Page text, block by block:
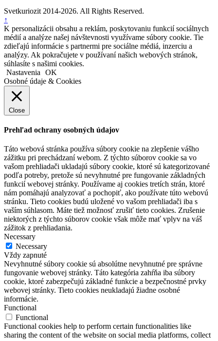
Svetkuriozit 2014-2026. All Rights Reserved.
↑
K personalizácii obsahu a reklám, poskytovaniu funkcií sociálnych
médií a analýze našej návštevnosti využívame súbory cookie. Tie
zdieľajú informácie s partnermi pre sociálne médiá, inzerciu a
analýzy. Ak pokračujete v používaní našich webových stránok,
súhlasíte s našimi cookies.
Nastavenia
OK
Osobné údaje & Cookies
Close
Prehľad ochrany osobných údajov
Táto webová stránka používa súbory cookie na zlepšenie vášho
zážitku pri prechádzaní webom. Z týchto súborov cookie sa vo
vašom prehliadači ukladajú súbory cookie, ktoré sú kategorizované
podľa potreby, pretože sú nevyhnutné pre fungovanie základných
funkcií webovej stránky. Používame aj cookies tretích strán, ktoré
nám pomáhajú analyzovať a pochopiť, ako používate túto webovú
stránku. Tieto cookies budú uložené vo vašom prehliadači iba s
vaším súhlasom. Máte tiež možnosť zrušiť tieto cookies. Zrušenie
niektorých z týchto súborov cookie však môže mať vplyv na váš
zážitok z prehliadania.
Necessary
Necessary
Vždy zapnuté
Nevyhnutné súbory cookie sú absolútne nevyhnutné pre správne
fungovanie webovej stránky. Táto kategória zahŕňa iba súbory
cookie, ktoré zabezpečujú základné funkcie a bezpečnostné prvky
webovej stránky. Tieto cookies neukladajú žiadne osobné
informácie.
Functional
Functional
Functional cookies help to perform certain functionalities like
sharing the content of the website on social media platforms, collect